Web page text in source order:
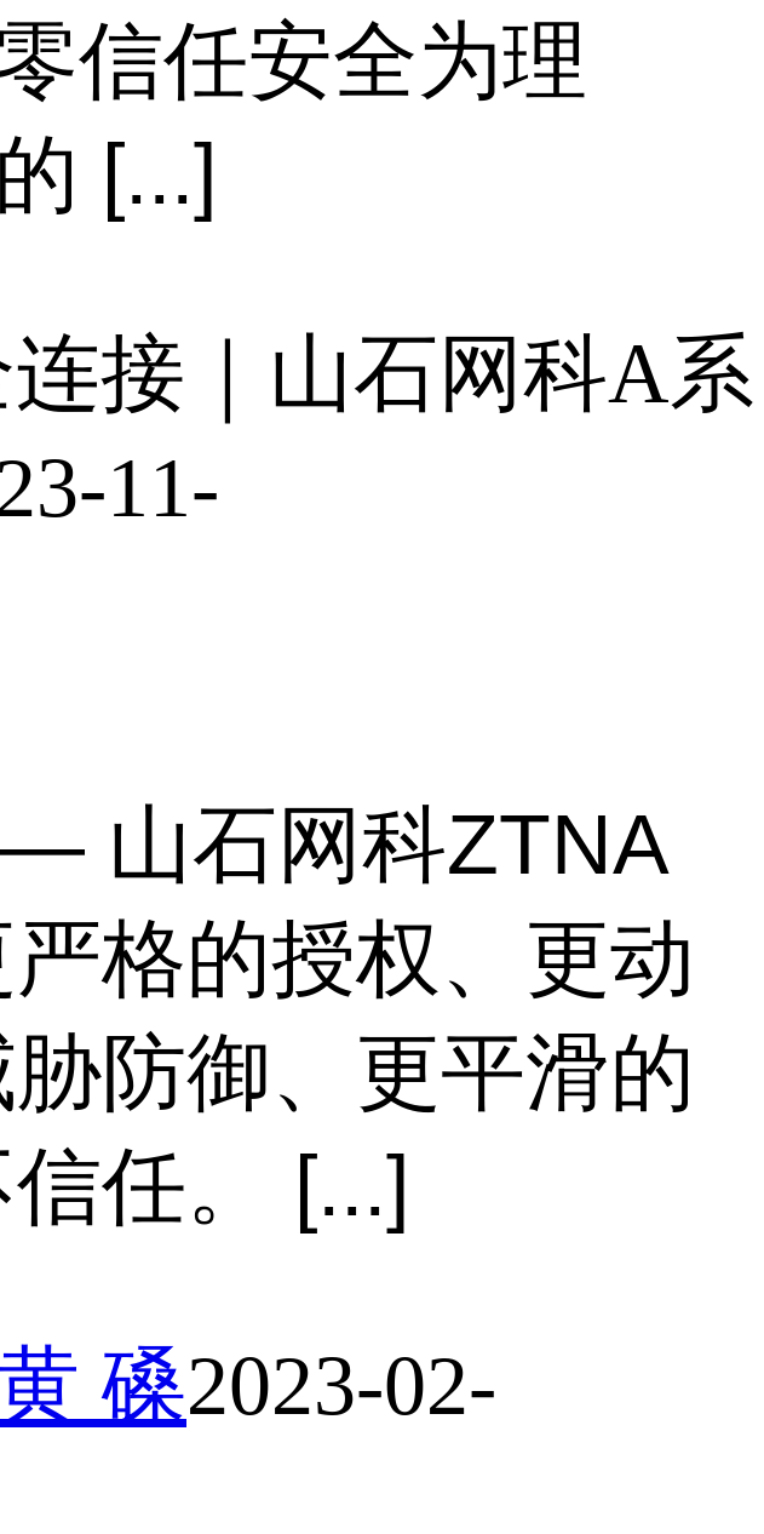
信任安全为理
[...]
接｜山石网科A系
11-
山石网科ZTNA
格的授权、更动
防御、更平滑的
任。 [...]
磉2023-02-